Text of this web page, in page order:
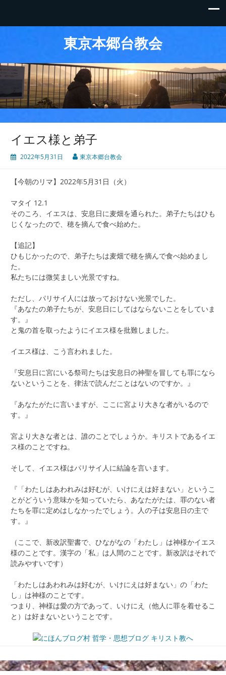
東京本郷台教会
イエス様と弟子
2022年5月31日 東京本郷台教会
【今朝のリマ】2022年5月31日（火）
マタイ 12.1
そのころ、イエスは、安息日に麦畑を通られた。弟子たちはひも
じくなったので、穂を摘んで食べ始めた。
【追記】
ひもじかったので、弟子たちは麦畑で穂を摘んで食べ始めまし
た。
私たちには微笑ましい光景ですね。
ただし、パリサイ人には放っておけない光景でした。
『あなたの弟子たちが、安息日にしてはならないことをしていま
す。』
と鬼の首を取ったようにイエス様を批難しました。
イエス様は、こう言われました。
『安息日に宮にいる祭司たちは安息日の神聖を冒しても罪になら
ないということを、律法で読んだことはないのですか。』
『あなたがたに言いますが、ここに宮より大きな者がいるので
す。』
宮より大きな者とは、誰のことでしょうか。キリストであるイエ
ス様のことですね。
そして、イエス様はパリサイ人に結論を言います。
『「わたしはあわれみは好むが、いけにえは好まない」というこ
とがどういう意味かを知っていたら、あなたがたは、罪のない者
たちを罪に定めはしなかったでしょう。人の子は安息日の主で
す。』
（ここで、新改訳聖書で、ひながなの「わたし」は神様かイエス
様のことです。漢字の「私」は人間のことです。新改訳はそれで
読みやすいです）
「わたしはあわれみは好むが、いけにえは好まない」の「わた
し」は神様のことです。
つまり、神様は愛の方であって、いけにえ（他人に罪を着せるこ
と）は好まないということです。